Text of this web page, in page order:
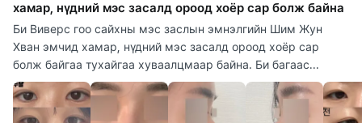
хамар, нүдний мэс засалд ороод хоёр сар болж байна
Би Виверс гоо сайхны мэс заслын эмнэлгийн Шим Жун
Хван эмчид хамар, нүдний мэс засалд ороод хоёр сар
болж байгаа тухайгаа хуваалцмаар байна. Би багаас...